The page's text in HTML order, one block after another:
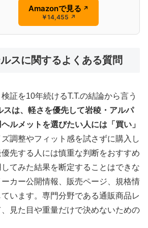
Amazonで見る ↗
￥14,455 ↗
スに関するよくある質問
証を10年続けるT.T.の結論から言う
スは、軽さを優先して岩稜・アルパ
ルメットを選びたい人には「買い」
調整やフィット感を試さずに購入し
先する人には慎重な判断をおすすめ
てみた結果を断定することはできな
カー公開情報、販売ページ、規格情
います。専門分野である通販商品レ
見た目や重量だけで決めないための